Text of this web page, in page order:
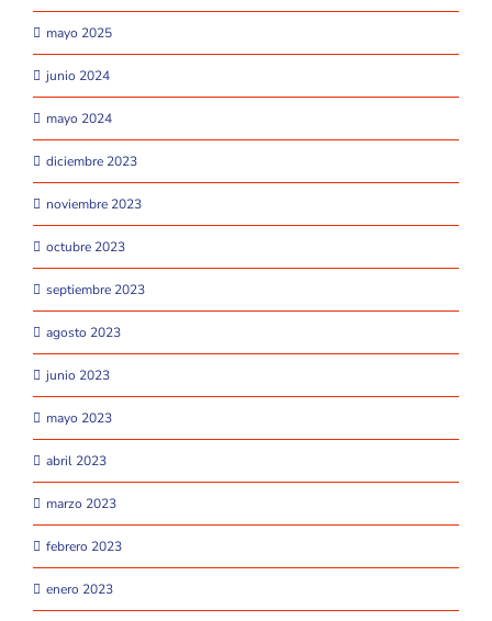
mayo 2025
junio 2024
mayo 2024
diciembre 2023
noviembre 2023
octubre 2023
septiembre 2023
agosto 2023
junio 2023
mayo 2023
abril 2023
marzo 2023
febrero 2023
enero 2023